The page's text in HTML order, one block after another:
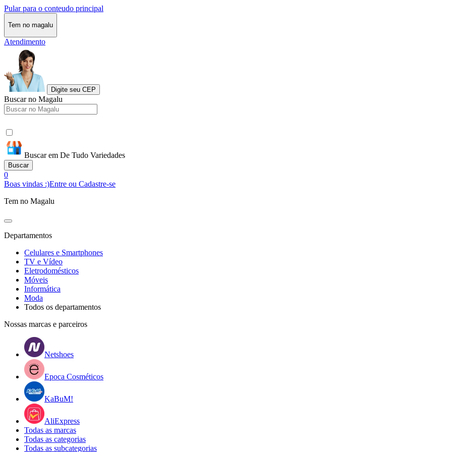
Pular para o conteudo principal
Tem no magalu
Atendimento
Digite seu CEP
Buscar no Magalu
Buscar em De Tudo Variedades
Buscar
0
Boas vindas :)Entre ou Cadastre-se
Tem no Magalu
Departamentos
Celulares e Smartphones
TV e Vídeo
Eletrodomésticos
Móveis
Informática
Moda
Todos os departamentos
Nossas marcas e parceiros
Netshoes
Epoca Cosméticos
KaBuM!
AliExpress
Todas as marcas
Todas as categorias
Todas as subcategorias